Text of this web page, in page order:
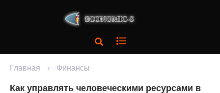
Главная › Финансы
Как управлять человеческими ресурсами в